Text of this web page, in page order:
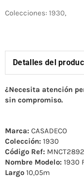
Colecciones: 1930,
Detalles del
¿Necesita atención
sin compromiso.
Marca: CASADECO
Colección: 1930
Código Ref:
Nombre Modelo: 1930
Largo 10,05m